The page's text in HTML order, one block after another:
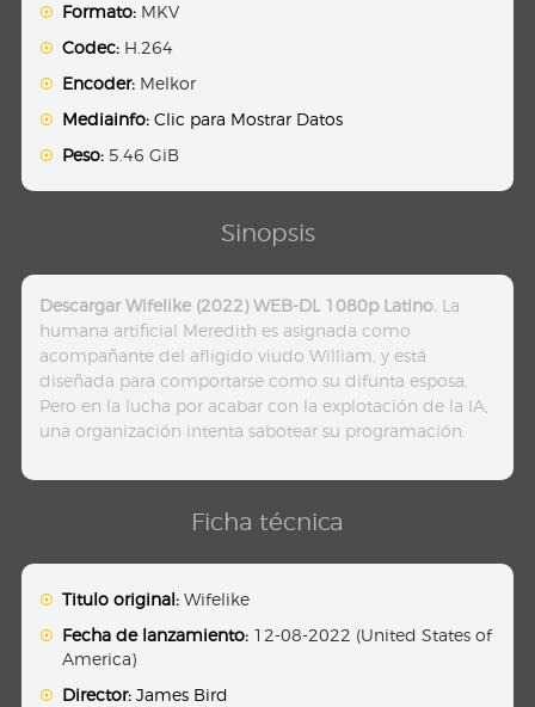
Formato: MKV
Codec: H.264
Encoder: Melkor
Mediainfo: Clic para Mostrar Datos
Peso: 5.46 GiB
Sinopsis
Descargar Wifelike (2022) WEB-DL 1080p Latino. La
humana artificial Meredith es asignada como
acompañante del afligido viudo William, y está
diseñada para comportarse como su difunta esposa.
Pero en la lucha por acabar con la explotación de la IA,
una organización intenta sabotear su programación.
Ficha técnica
Titulo original: Wifelike
Fecha de lanzamiento: 12-08-2022 (United States of
America)
Director: James Bird